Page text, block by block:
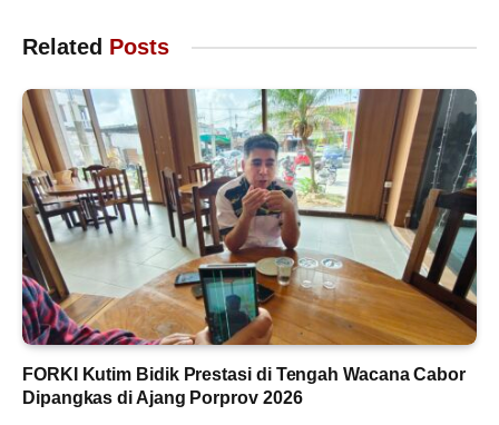
Related Posts
FORKI Kutim Bidik Prestasi di Tengah Wacana Cabor
Dipangkas di Ajang Porprov 2026